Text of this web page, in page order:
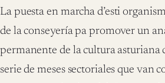
La puesta en marcha d’esti
de la conseyería pa promover un
permanente de la cultura asturiana
serie de meses sectoriales que van